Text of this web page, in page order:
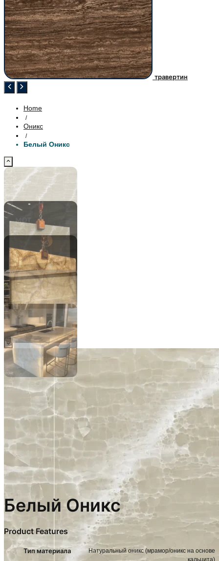
травертин
Home
/
Оникс
/
Белый Оникс
Белый Оникс
Product Features
Тип материала
Натуральный оникс (мрамор/оникс на основе
кальцита)